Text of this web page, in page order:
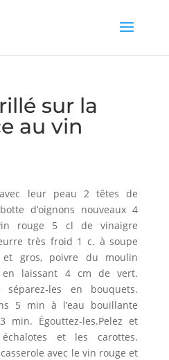
sur la
au vin
leur peau 2 têtes de
d’oignons nouveaux 4
rouge 5 cl de vinaigre
très froid 1 c. à soupe
et gros, poivre du moulin
en laissant 4 cm de vert.
séparez-les en bouquets.
5 min à l’eau bouillante
min. Égouttez-les.Pelez et
et les carottes.
avec le vin rouge et